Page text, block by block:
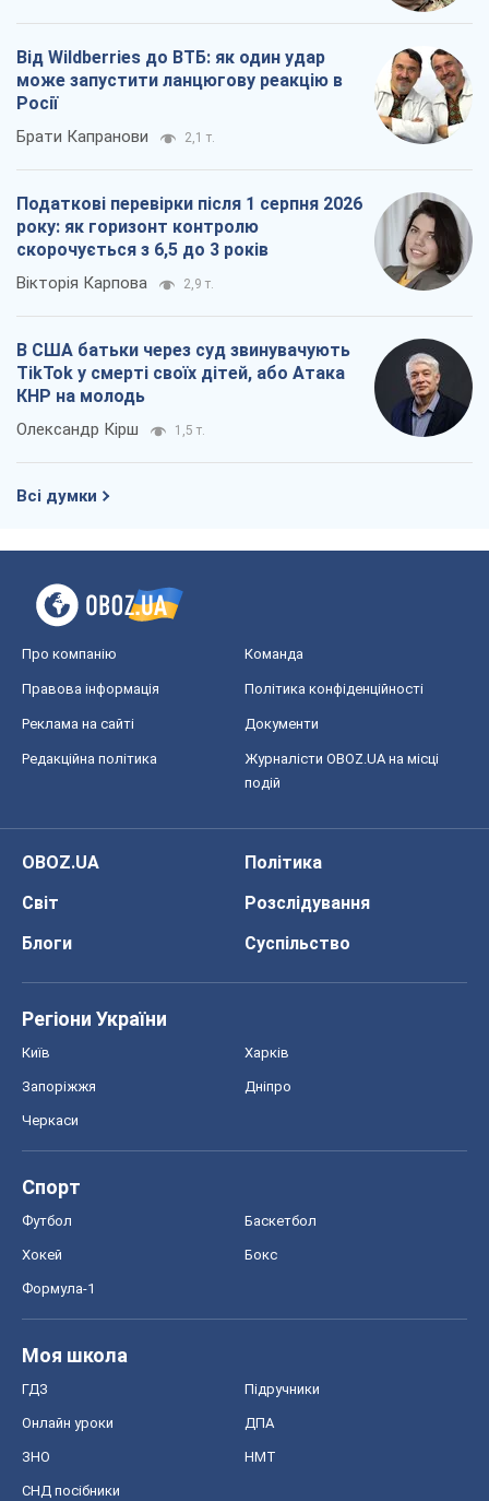
Від Wildberries до ВТБ: як один удар
може запустити ланцюгову реакцію в
Росії
Брати Капранови 2,1 т.
Податкові перевірки після 1 серпня 2026
року: як горизонт контролю
скорочується з 6,5 до 3 років
Вікторія Карпова 2,9 т.
В США батьки через суд звинувачують
TikTok у смерті своїх дітей, або Атака
КНР на молодь
Олександр Кірш 1,5 т.
Всі думки
Про компанію Команда
Правова інформація Політика конфіденційності
Реклама на сайті Документи
Редакційна політика
Журналісти OBOZ.UA на місці
подій
OBOZ.UA
Політика
Світ
Розслідування
Блоги
Суспільство
Регіони України
Київ Харків
Запоріжжя Дніпро
Черкаси
Спорт
Футбол Баскетбол
Хокей Бокс
Формула-1
Моя школа
ГДЗ Підручники
Онлайн уроки ДПА
ЗНО НМТ
СНД посібники